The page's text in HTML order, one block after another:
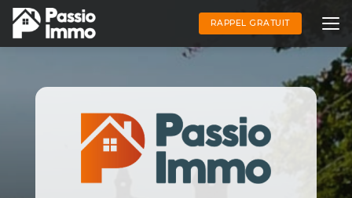
Aller
au
contenu
principal
RAPPEL GRATUIT